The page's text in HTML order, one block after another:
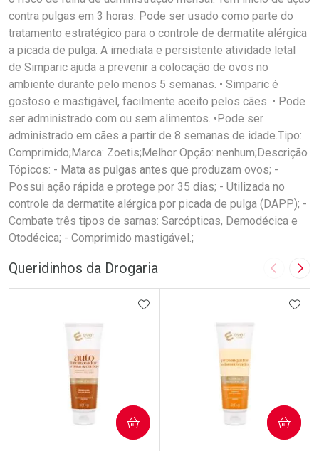
contra pulgas em 3 horas. Pode ser usado como parte do
tratamento estratégico para o controle de dermatite alérgica
a picada de pulga. A imediata e persistente atividade letal
de Simparic ajuda a prevenir a colocação de ovos no
ambiente durante pelo menos 5 semanas. • Simparic é
gostoso e mastigável, facilmente aceito pelos cães. • Pode
ser administrado com ou sem alimentos. •Pode ser
administrado em cães a partir de 8 semanas de idade.Tipo:
Comprimido;Marca: Zoetis;Melhor Opção: nenhum;Descrição
Tópicos: - Mata as pulgas antes que produzam ovos; -
Possui ação rápida e protege por 35 dias; - Utilizada no
controle da dermatite alérgica por picada de pulga (DAPP); -
Combate três tipos de sarnas: Sarcópticas, Demodécica e
Otodécica; - Comprimido mastigável.;
Queridinhos da Drogaria Imagem
ADICIONAR AOS FAVORITOS
COMPRAR COMPRAR